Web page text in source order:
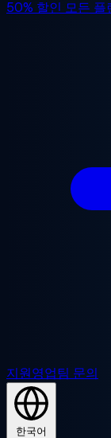
50% 할인 모든 플
지원영업팀 문의
한국어